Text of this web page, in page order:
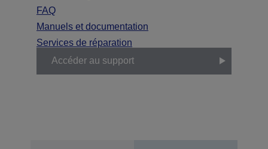
FAQ
Manuels et documentation
Services de réparation
Accéder au support